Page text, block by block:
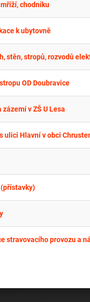
chodníku
k ubytovně
OD Doubravice
v ZŠ U Lesa
ulici Hlavní v obci
(přístavky)
stravovacího provozu a